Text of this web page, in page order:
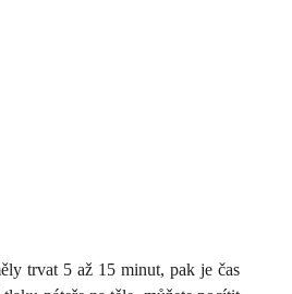
trvat 5 až 15 minut, pak je čas